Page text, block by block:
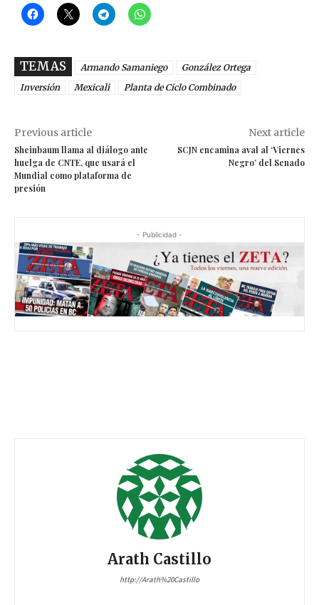
TEMAS Armando Samaniego
González Ortega
Inversión
Mexicali Planta de Ciclo Combinado
Previous article
Sheinbaum llama al diálogo ante
huelga de CNTE, que usará el
Mundial como plataforma de
presión
Next article
SCJN encamina aval al ‘Viernes
Negro’ del Senado
- Publicidad -
Arath Castillo
http://Arath%20Castillo